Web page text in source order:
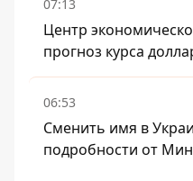
07:13
Центр
прогноз курса
06:53
Сменить имя в
подробности от